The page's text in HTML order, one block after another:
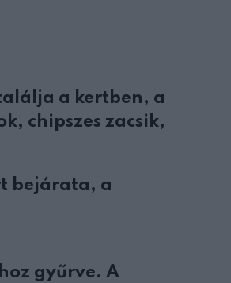
a kertben, a
chipszes zacsik,
bejárata, a
gyűrve. A